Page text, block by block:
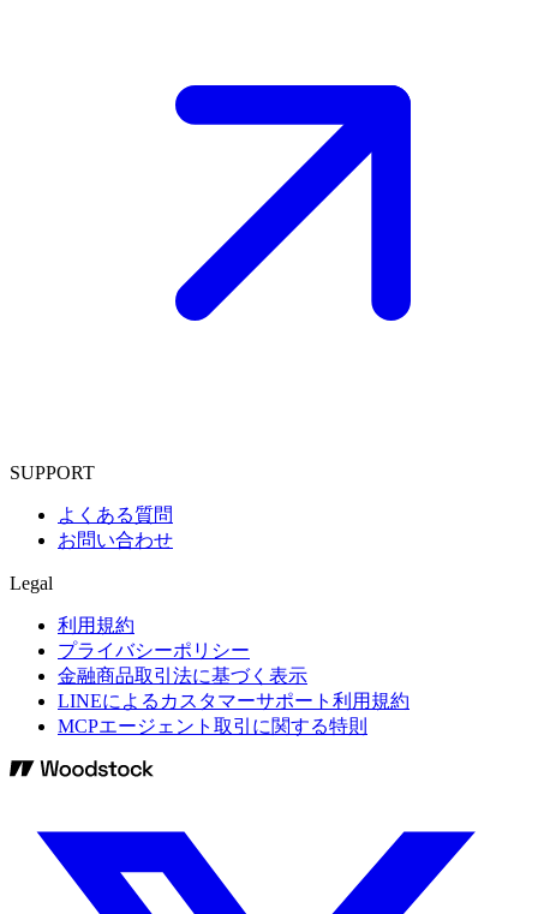
SUPPORT
よくある質問
お問い合わせ
Legal
利用規約
プライバシーポリシー
金融商品取引法に基づく表示
LINEによるカスタマーサポート利用規約
MCPエージェント取引に関する特則